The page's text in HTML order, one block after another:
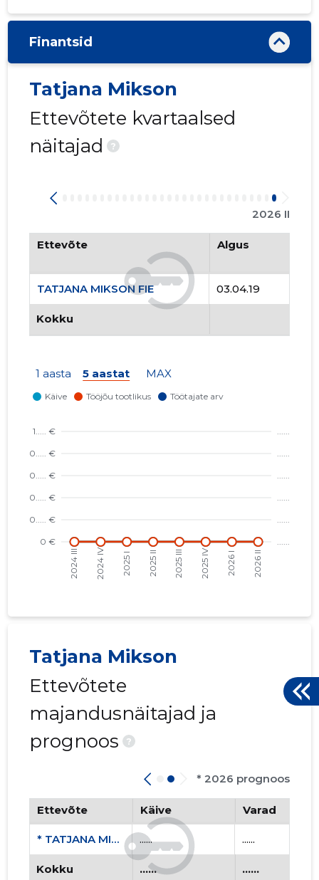
Finantsid
Tatjana Mikson
Ettevõtete kvartaalsed
näitajad
?
2026 II
Ettevõte Algus
TATJANA MIKSON FIE 03.04.19
Kokku
1 aasta 5 aastat MAX
Tatjana Mikson
Ettevõtete
majandusnäitajad ja
prognoos
?
* 2026 prognoos
Ettevõte Käive Varad
* TATJANA MIKSON FIE ...... ......
Kokku ...... ......